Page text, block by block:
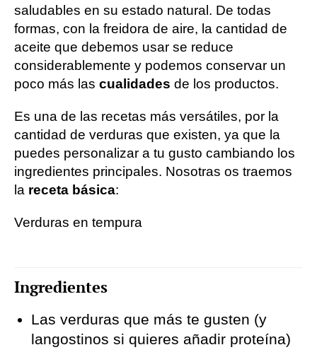
saludables en su estado natural. De todas
formas, con la freidora de aire, la cantidad de
aceite que debemos usar se reduce
considerablemente y podemos conservar un
poco más las cualidades de los productos.
Es una de las recetas más versátiles, por la
cantidad de verduras que existen, ya que la
puedes personalizar a tu gusto cambiando los
ingredientes principales. Nosotras os traemos
la receta básica:
Verduras en tempura
Ingredientes
Las verduras que más te gusten (y
langostinos si quieres añadir proteína)